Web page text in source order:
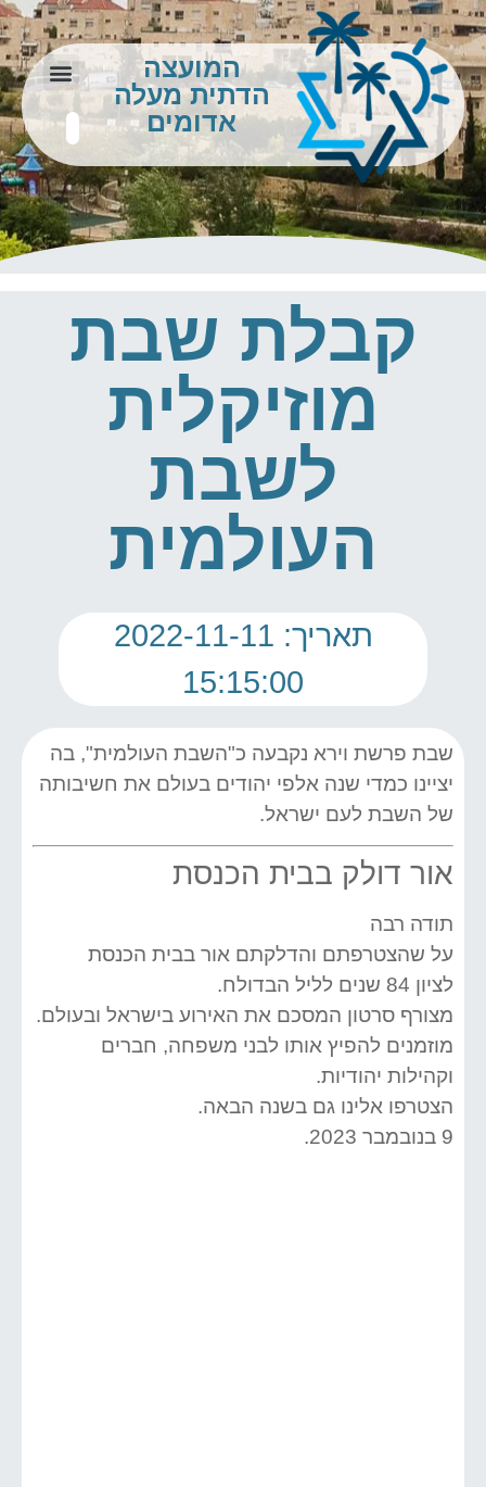
המועצה
הדתית מעלה
אדומים
קבלת שבת
מוזיקלית
לשבת
העולמית
תאריך: 2022-11-11
15:15:00
שבת פרשת וירא נקבעה כ"השבת העולמית", בה
יציינו כמדי שנה אלפי יהודים בעולם את חשיבותה
של השבת לעם ישראל.
אור דולק בבית הכנסת
תודה רבה
על שהצטרפתם והדלקתם אור בבית הכנסת
לציון 84 שנים לליל הבדולח.
מצורף סרטון המסכם את האירוע בישראל ובעולם.
מוזמנים להפיץ אותו לבני משפחה, חברים
וקהילות יהודיות.
הצטרפו אלינו גם בשנה הבאה.
9 בנובמבר 2023.